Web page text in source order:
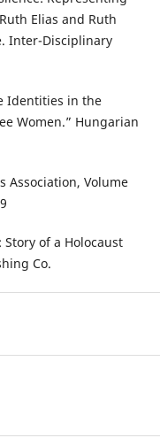
Elias and Ruth
Inter-Disciplinary
Identities in the
Women.” Hungarian
Association, Volume
of a Holocaust
Co.